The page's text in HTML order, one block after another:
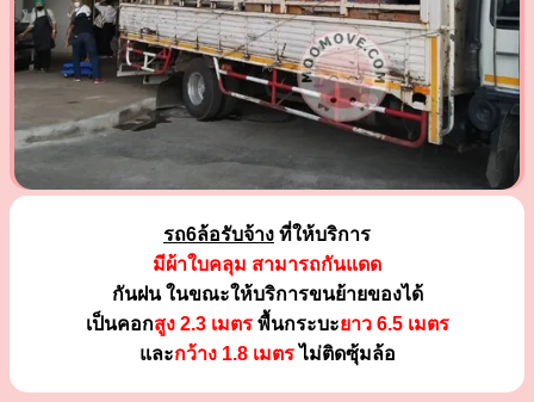
รถ6ล้อรับจ้าง ที่ให้บริการ
มีผ้าใบคลุม สามารถกันแดด
กันฝน ในขณะให้บริการขนย้ายของได้
เป็นคอกสูง 2.3 เมตรพื้นกระบะยาว 6.5 เมตร
และกว้าง 1.8 เมตรไม่ติดซุ้มล้อ